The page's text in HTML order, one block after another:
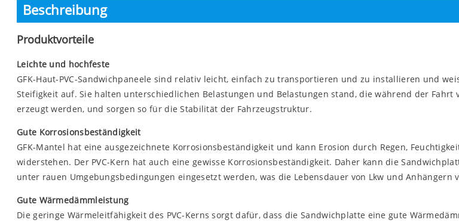
Beschreibung
Produktvorteile
Leichte und hochfeste
GFK-Haut-PVC-Sandwichpaneele sind relativ leicht, einfach zu transportieren und zu installieren und
Steifigkeit auf. Sie halten unterschiedlichen Belastungen und Belastungen stand, die während der Fahrt
erzeugt werden, und sorgen so für die Stabilität der Fahrzeugstruktur.
Gute Korrosionsbeständigkeit
GFK-Mantel hat eine ausgezeichnete Korrosionsbeständigkeit und kann Erosion durch Regen,
widerstehen. Der PVC-Kern hat auch eine gewisse Korrosionsbeständigkeit. Daher kann die
unter rauen Umgebungsbedingungen eingesetzt werden, was die Lebensdauer von Lkw und Anhängern
Gute Wärmedämmleistung
Die geringe Wärmeleitfähigkeit des PVC-Kerns sorgt dafür, dass die Sandwichplatte eine gute